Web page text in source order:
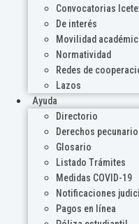
Convocatorias
De interés
Movilidad
Normatividad
Redes de
Lazos
Ayuda
Directorio
Derechos
Glosario
Listado Trámites
Medidas COVID-19
Notificaciones
Pagos en línea